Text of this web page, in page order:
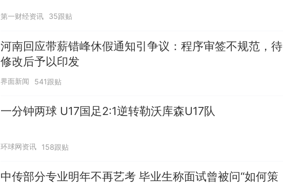
第一财经资讯 35跟贴
河南回应带薪错峰休假通知引争议：程序审签不规范，待
修改后予以印发
界面新闻 541跟贴
一分钟两球 U17国足2:1逆转勒沃库森U17队
环球网资讯 158跟贴
中传部分专业明年不再艺考 毕业生称面试曾被问“如何策